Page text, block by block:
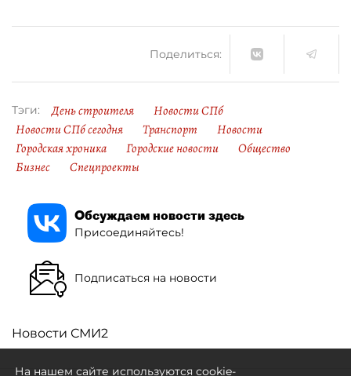
Поделиться:
Тэги: День строителя
Новости СПб
Новости СПб сегодня
Транспорт
Новости
Городская хроника
Городские новости
Общество
Бизнес
Спецпроекты
Обсуждаем новости здесь
Присоединяйтесь!
Подписаться на новости
Новости СМИ2
На нашем сайте используются cookie-